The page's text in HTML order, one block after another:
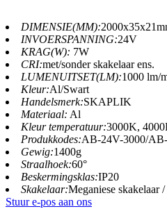
DIMENSIE(MM):
INVOERSPANNING:24V
KRAG(W): 7W
CRI:met/sonder skakelaar ens.
LUMENUITSET(LM):1000 lm/
Kleur:Al/Swart
Handelsmerk:SKAPLIK
Materiaal: Al
Kleur temperatuur:3000K,
Produkkodes:AB-24V-3000/
Gewig:1400g
Straalhoek:60°
Beskermingsklas:IP20
Skakelaar:Meganiese skakelaar
Stuur e-pos aan ons